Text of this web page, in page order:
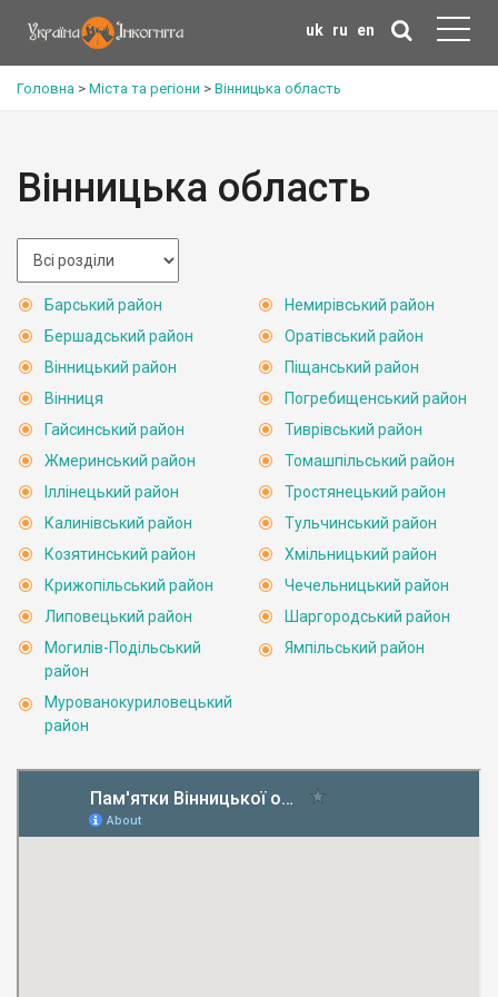
uk ru en
Головна > Міста та регіони > Вінницька область
Вінницька область
Барський район
Бершадський район
Вінницький район
Вінниця
Гайсинський район
Жмеринський район
Іллінецький район
Калинівський район
Козятинський район
Крижопільський район
Липовецький район
Могилів-Подільський
район
Мурованокуриловецький
район
Немирівський район
Оратівський район
Піщанський район
Погребищенський район
Тиврівський район
Томашпільський район
Тростянецький район
Тульчинський район
Хмільницький район
Чечельницький район
Шаргородський район
Ямпільський район